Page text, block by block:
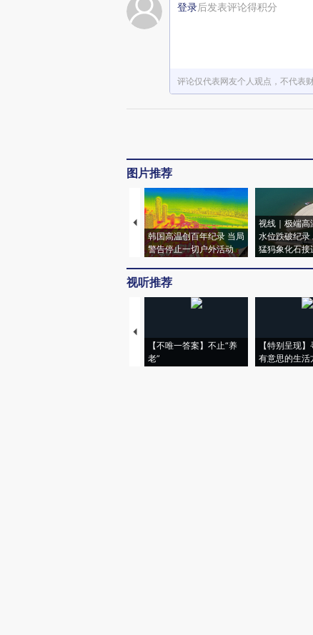
登录后发表评论得积分
评论仅代表网友个人观点，不代表
图片推荐
韩国高温创百年纪录 当局
警告停止一切户外活动
视线｜极端高
水位跌破纪录
猛犸象化石接
视听推荐
【不唯一答案】不止“养
老”
【特别呈现
有意思的生活